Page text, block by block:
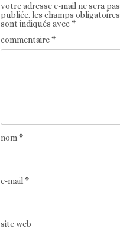
votre adresse e-mail ne sera pas
publiée. les champs obligatoires
sont indiqués avec*
commentaire*
nom*
e-mail*
site web